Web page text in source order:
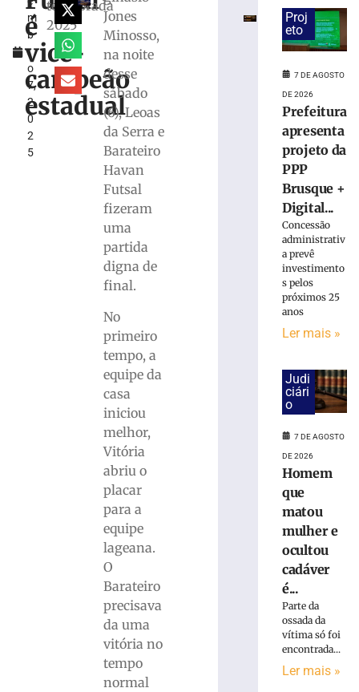
m
b
r
o
7,
2
0
2
5
é
vice-
campeão
estadual
temporada
2025
Jones
Minosso,
na noite
desse
sábado
(6), Leoas
da Serra e
Barateiro
Havan
Futsal
fizeram
uma
partida
digna de
final.
No
primeiro
tempo, a
equipe da
casa
iniciou
melhor,
Vitória
abriu o
placar
para a
equipe
lageana.
O
Barateiro
precisava
da uma
vitória no
tempo
normal
estreia
Campeonato
Estadual
Bruscão
trabalha
organização
defensiva
parada
contra
Maranhão
Caminhada
Proj
eto
7 DE AGOSTO
DE 2026
Prefeitura
apresenta
projeto da
PPP
Brusque +
Digital...
Concessão
administrativ
a prevê
investimento
s pelos
próximos 25
anos
Ler mais »
Judi
ciári
o
7 DE AGOSTO
DE 2026
Homem
que
matou
mulher e
ocultou
cadáver
é...
Parte da
ossada da
vítima só foi
encontrada...
Ler mais »